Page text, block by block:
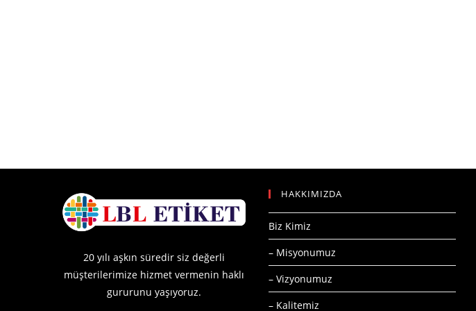
20 yılı aşkın süredir siz değerli
müşterilerimize hizmet vermenin haklı
gururunu yaşıyoruz.
HAKKIMIZDA
Biz Kimiz
– Misyonumuz
– Vizyonumuz
– Kalitemiz